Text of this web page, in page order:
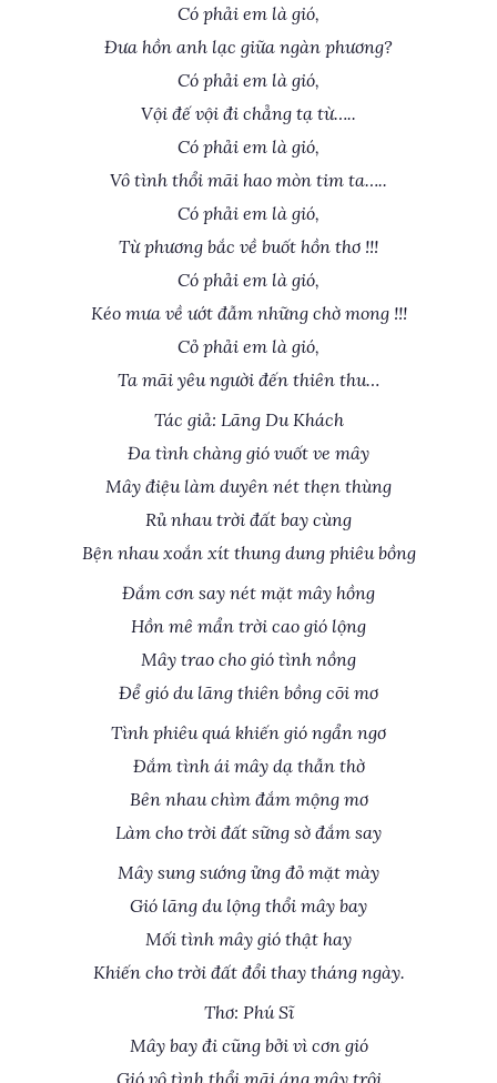
Có phải em là gió,
Đưa hồn anh lạc giữa ngàn phương?
Có phải em là gió,
Vội đế vội đi chẳng tạ từ…..
Có phải em là gió,
Vô tình thổi mãi hao mòn tim ta…..
Có phải em là gió,
Từ phương bắc về buốt hồn thơ !!!
Có phải em là gió,
Kéo mưa về ướt đẫm những chờ mong !!!
Cỏ phải em là gió,
Ta mãi yêu người đến thiên thu…
Tác giả: Lãng Du Khách
Đa tình chàng gió vuốt ve mây
Mây điệu làm duyên nét thẹn thùng
Rủ nhau trời đất bay cùng
Bện nhau xoắn xít thung dung phiêu bồng
Đắm cơn say nét mặt mây hồng
Hồn mê mẩn trời cao gió lộng
Mây trao cho gió tình nồng
Để gió du lãng thiên bồng cõi mơ
Tình phiêu quá khiến gió ngẩn ngơ
Đắm tình ái mây dạ thẫn thờ
Bên nhau chìm đắm mộng mơ
Làm cho trời đất sững sờ đắm say
Mây sung sướng ửng đỏ mặt mày
Gió lãng du lộng thổi mây bay
Mối tình mây gió thật hay
Khiến cho trời đất đổi thay tháng ngày.
Thơ: Phú Sĩ
Mây bay đi cũng bởi vì cơn gió
Gió vô tình thổi mãi áng mây trôi